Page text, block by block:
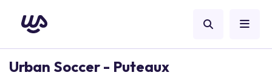
Urban Soccer - Puteaux